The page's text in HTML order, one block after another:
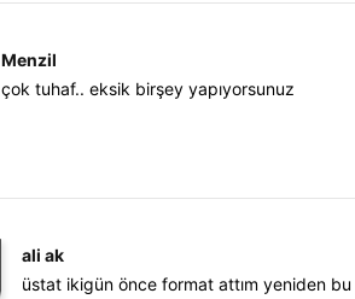
Menzil
çok tuhaf.. eksik birşey yapıyorsunuz
ali ak
üstat ikigün önce format attım yeniden bu